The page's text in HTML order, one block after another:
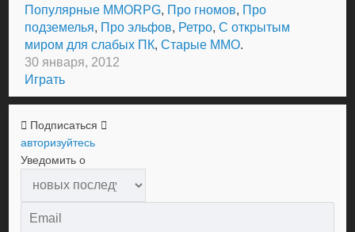
Популярные MMORPG, Про гномов, Про
подземелья, Про эльфов, Ретро,С открытым
миром для слабых ПК,Старые MMO.
30 января, 2012
Играть
Подписаться
авторизуйтесь
Уведомить о